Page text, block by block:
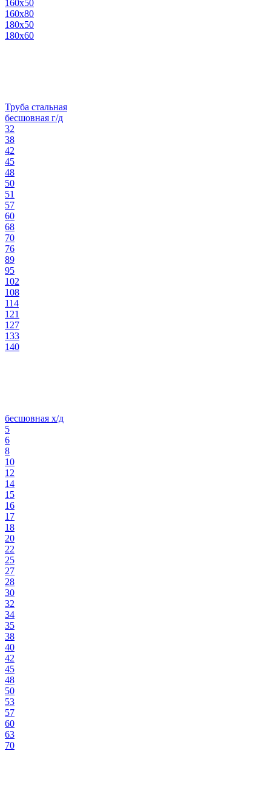
160х50
160х80
180х50
180х60
Труба стальная
бесшовная г/д
32
38
42
45
48
50
51
57
60
68
70
76
89
95
102
108
114
121
127
133
140
бесшовная х/д
5
6
8
10
12
14
15
16
17
18
20
22
25
27
28
30
32
34
35
38
40
42
45
48
50
53
57
60
63
70